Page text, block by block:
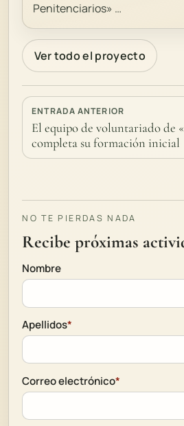
Penitenciarios» …
Ver todo el proyecto
ENTRADA ANTERIOR
El equipo de voluntariado de
completa su formación inicial
NO TE PIERDAS NADA
Recibe próximas
Nombre
Apellidos*
Correo electrónico*